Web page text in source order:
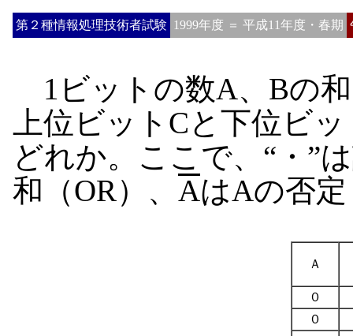
第２種情報処理技術者試験 1999年度 ＝ 平成11年度・春期
1ビットの数A、Bの
上位ビットCと下位ビ
どれか。ここで、“・”
和（OR）、 AはAの否
Ａ
０
０